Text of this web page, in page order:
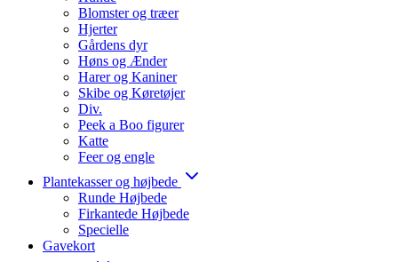
Blomster og træer
Hjerter
Gårdens dyr
Høns og Ænder
Harer og Kaniner
Skibe og Køretøjer
Div.
Peek a Boo figurer
Katte
Feer og engle
Plantekasser og højbede
Runde Højbede
Firkantede Højbede
Specielle
Gavekort